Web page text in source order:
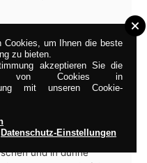
die Blättchen
Schüssel verkneten.
auf einer bemehlten
ausrollen - fast wie
und in dünne
Cookies, um Ihnen die beste
zu bieten.
akzeptieren Sie die
von Cookies in
mit unseren Cookie-
Datenschutz-Einstellungen